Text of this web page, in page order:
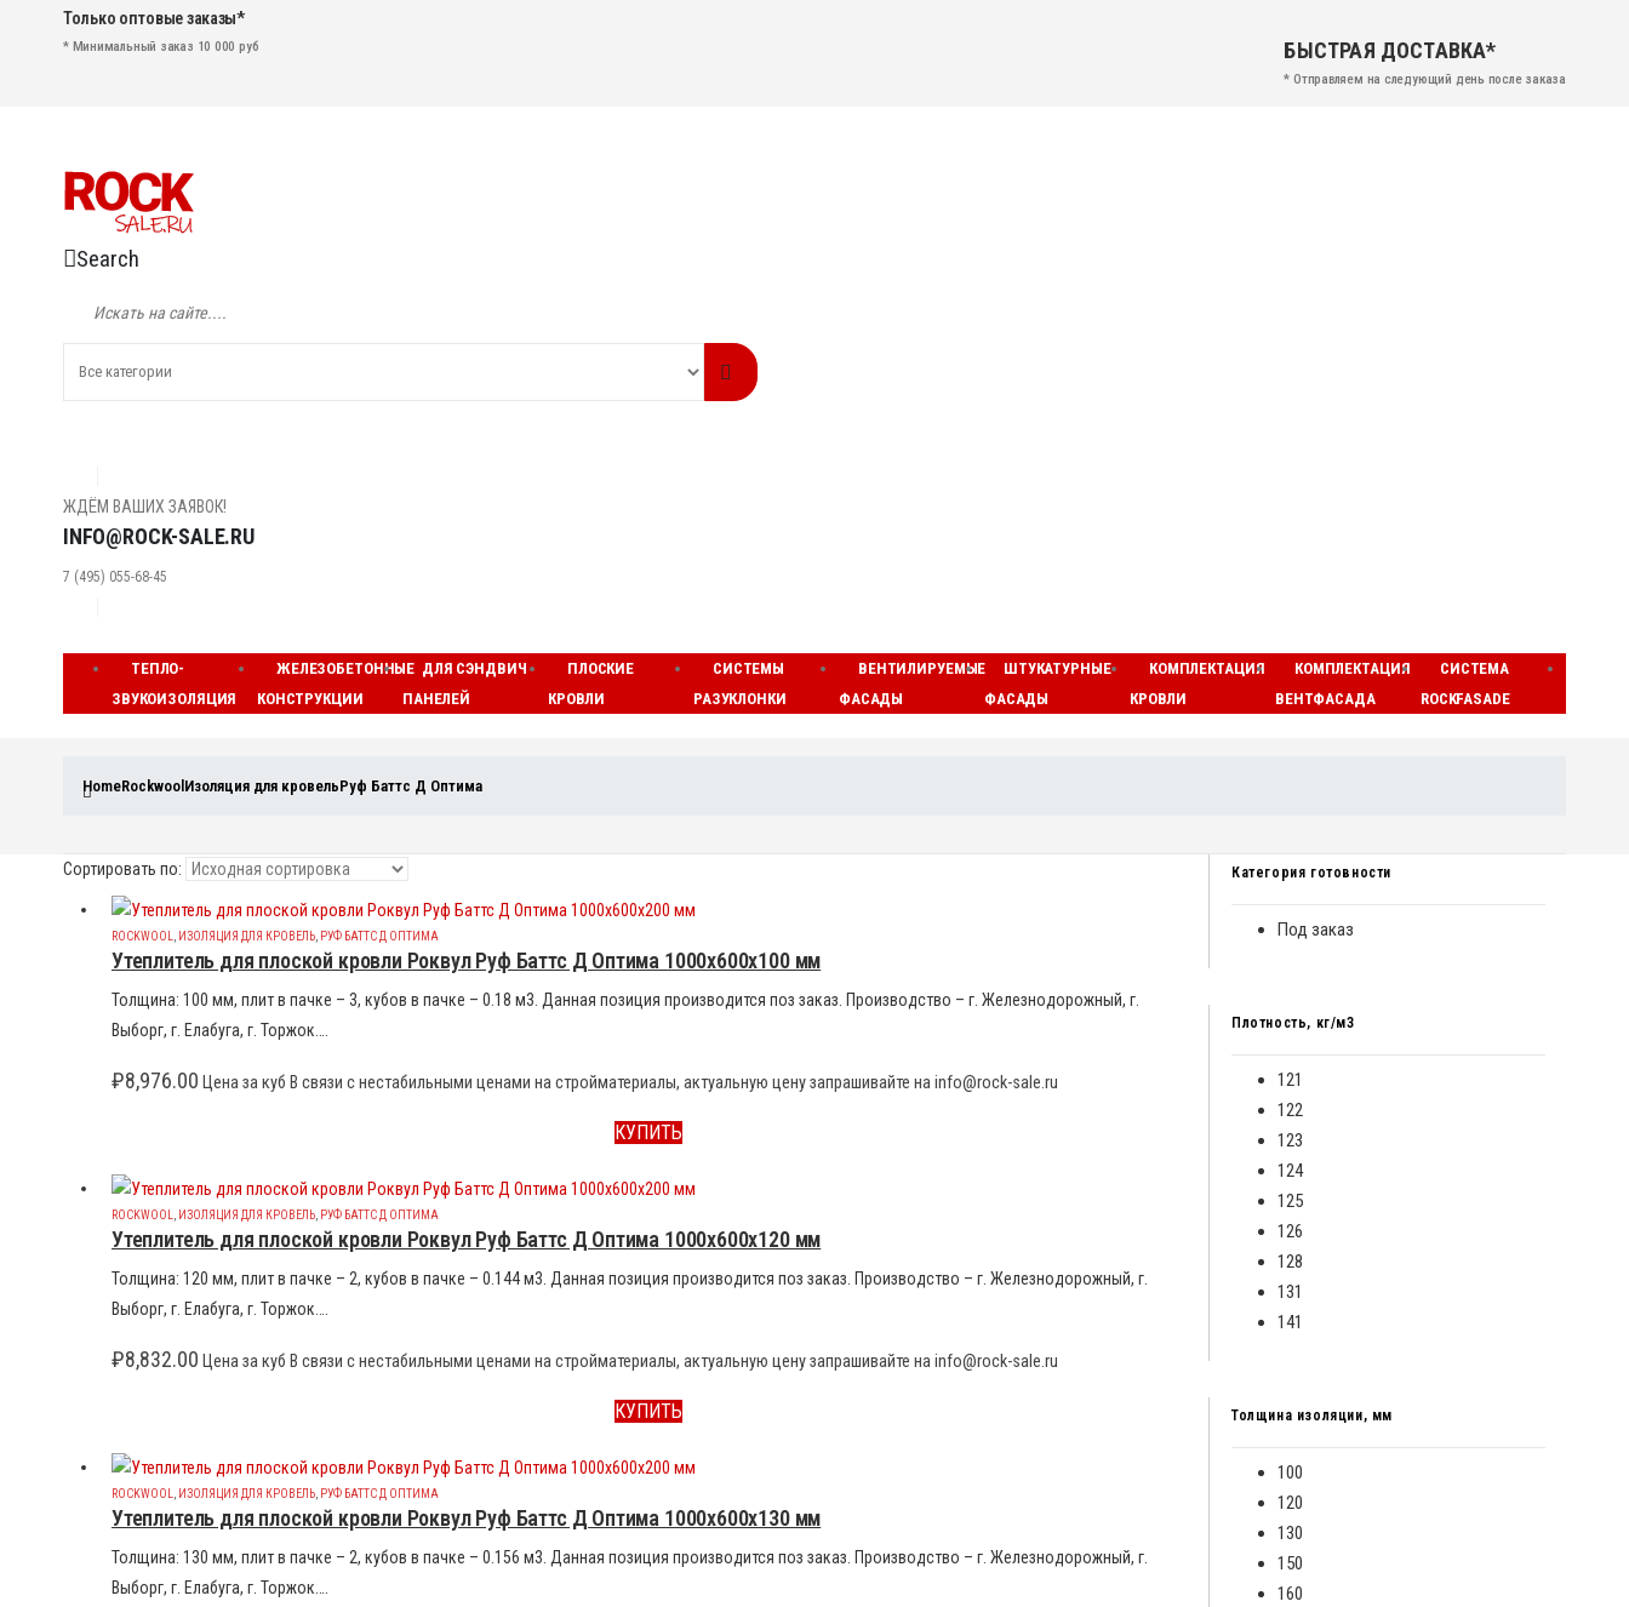
БЫСТРАЯ ДОСТАВКА*
* Отправляем на следующий день после заказа
Только оптовые заказы*
* Минимальный заказ 10 000 руб
Search
ЖДЁМ ВАШИХ ЗАЯВОК!
INFO@ROCK-SALE.RU
7 (495) 055-68-45
ТЕПЛО-
ЗВУКОИЗОЛЯЦИЯ
ЖЕЛЕЗОБЕТОННЫЕ
КОНСТРУКЦИИ
ДЛЯ СЭНДВИЧ
ПАНЕЛЕЙ
ПЛОСКИЕ
КРОВЛИ
СИСТЕМЫ
РАЗУКЛОНКИ
ВЕНТИЛИРУЕМЫЕ
ФАСАДЫ
ШТУКАТУРНЫЕ
ФАСАДЫ
КОМПЛЕКТАЦИЯ
КРОВЛИ
КОМПЛЕКТАЦИЯ
ВЕНТФАСАДА
СИСТЕМА
ROCKFASADE
HomeRockwool Изоляция для кровельРуф Баттс Д Оптима
Сортировать по:
ROCKWOOL ИЗОЛЯЦИЯ ДЛЯ КРОВЕЛЬ РУФ БАТТС Д ОПТИМА
Утеплитель для плоской кровли Роквул Руф Баттс Д Оптима 1000x600x100 мм
Толщина: 100 мм, плит в пачке – 3, кубов в пачке – 0.18 м3. Данная позиция производится поз заказ. Производство – г. Железнодорожный, г.
Выборг, г. Елабуга, г. Торжок….
₽8,976.00 Цена за куб В связи с нестабильными ценами на стройматериалы, актуальную цену запрашивайте на info@rock-sale.ru
КУПИТЬ
ROCKWOOL ИЗОЛЯЦИЯ ДЛЯ КРОВЕЛЬ РУФ БАТТС Д ОПТИМА
Утеплитель для плоской кровли Роквул Руф Баттс Д Оптима 1000x600x120 мм
Толщина: 120 мм, плит в пачке – 2, кубов в пачке – 0.144 м3. Данная позиция производится поз заказ. Производство – г. Железнодорожный, г.
Выборг, г. Елабуга, г. Торжок….
₽8,832.00 Цена за куб В связи с нестабильными ценами на стройматериалы, актуальную цену запрашивайте на info@rock-sale.ru
КУПИТЬ
ROCKWOOL ИЗОЛЯЦИЯ ДЛЯ КРОВЕЛЬ РУФ БАТТС Д ОПТИМА
Утеплитель для плоской кровли Роквул Руф Баттс Д Оптима 1000x600x130 мм
Толщина: 130 мм, плит в пачке – 2, кубов в пачке – 0.156 м3. Данная позиция производится поз заказ. Производство – г. Железнодорожный, г.
Выборг, г. Елабуга, г. Торжок….
Категория готовности
Под заказ
Плотность, кг/м3
121
122
123
124
125
126
128
131
141
Толщина изоляции, мм
100
120
130
150
160